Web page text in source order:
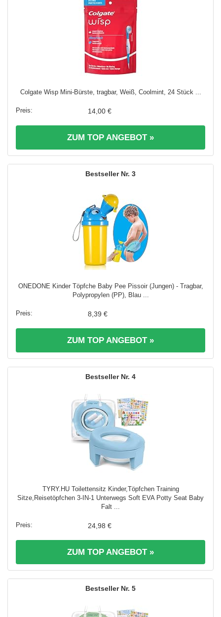
Colgate Wisp Mini-Bürste, tragbar, Weiß, Coolmint, 24 Stück ...
14,00 €
ZUM TOP ANGEBOT »
3
ONEDONE Kinder Töpfche Baby Pee Pissoir (Jungen) - Tragbar,
Polypropylen (PP), Blau ...
8,39 €
ZUM TOP ANGEBOT »
4
TYRY.HU Toilettensitz Kinder,Töpfchen Training
Sitze,Reisetöpfchen 3-IN-1 Unterwegs Soft EVA Potty Seat Baby
Falt ...
24,98 €
ZUM TOP ANGEBOT »
5